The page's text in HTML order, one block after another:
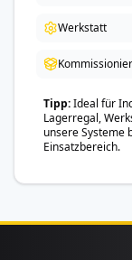
Werkstatt
Tipp Ideal für
Lagerregal,
unsere Systeme
Einsatzbereich.